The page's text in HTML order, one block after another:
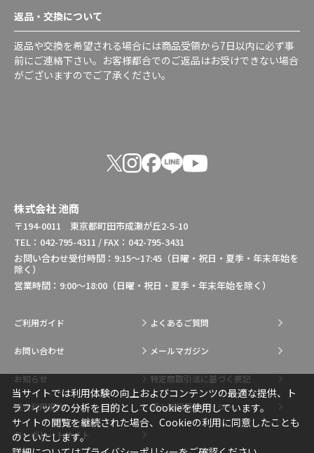
返品・交換について
返品や交換を希望される場合には商品受領から7日以内に必ず事
前にご連絡下さい。お客様都合でのご返品はお受けできない場合
がございますのでご了承ください。
株式会社 池商
〒194-0011 東京都町田市成瀬が丘2-5-10
TEL：042-795-4311 / FAX：042-795-3431
お問い合わせ受付時間：9:15～17:45（日曜・祝日・夏季・年末年始を
除く）
営業時間：9:00～18:00（日曜・祝日・夏季・年末年始を除く）
ご利用ガイド よくあるご質問
お問い合わせ メールマガジン
お知らせ 特定商取引法に基づく表記
総合利用規約 個人情報保護ポリシー
コーポレートサイト
当サイトでは利用体験の向上およびコンテンツの最適な提供、ト
ラフィックの分析を目的としてCookieを使用しています。
サイトの閲覧を継続された場合、Cookieの利用に同意したことも
のといたします。